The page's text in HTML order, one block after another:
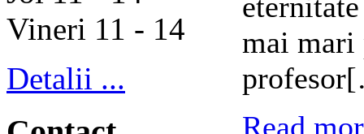
mai mari
Read
Vineri 11 - 14
Detalii ...